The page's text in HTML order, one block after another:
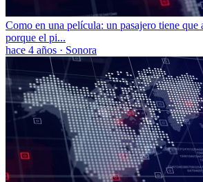
Como en una película: un pasajero tiene que
porque el pi...
hace 4 años · Sonora